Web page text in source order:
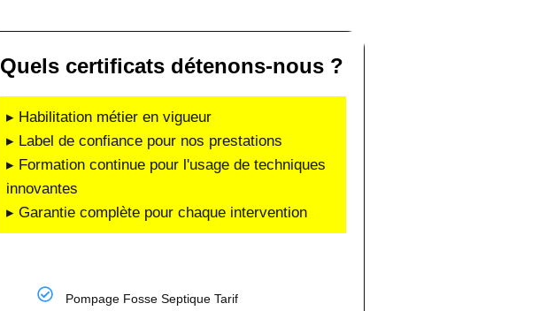
Quels certificats détenons-nous ?
▸ Habilitation métier en vigueur
▸ Label de confiance pour nos prestations
▸ Formation continue pour l'usage de techniques
innovantes
▸ Garantie complète pour chaque intervention
Pompage Fosse Septique Tarif